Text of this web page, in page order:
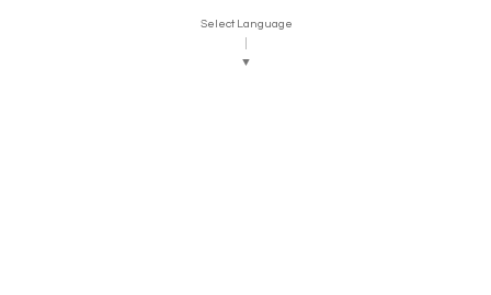
Select Language
▼